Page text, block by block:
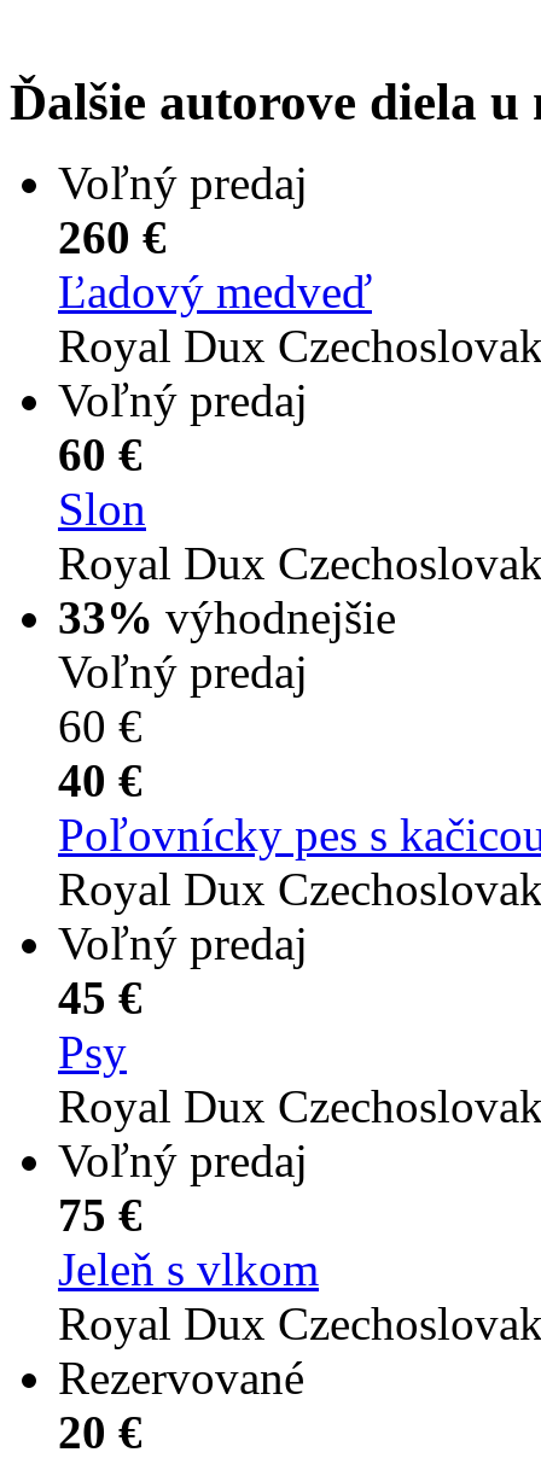
Ďalšie autorove diela u
Voľný predaj
260 €
Ľadový medveď
Royal Dux
Voľný predaj
60 €
Slon
Royal Dux
33% výhodnejšie
Voľný predaj
60 €
40 €
Poľovnícky pes s
Royal Dux
Voľný predaj
45 €
Psy
Royal Dux
Voľný predaj
75 €
Jeleň s vlkom
Royal Dux
Rezervované
20 €